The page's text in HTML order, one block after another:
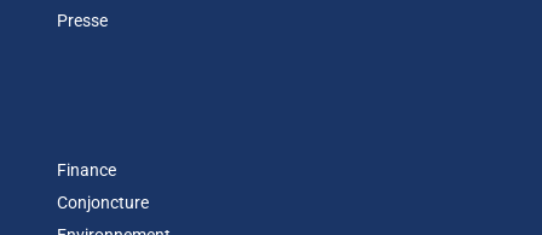
Presse
Finance
Conjoncture